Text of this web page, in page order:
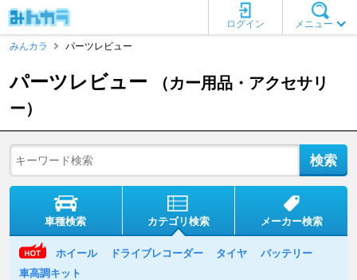
メニュー
ログイン
みんカラ
パーツレビュー
パーツレビュー
（カー用品・アクセサリ
ー）
車種検索 カテゴリ検索 メーカー検索
ホイール ドライブレコーダー タイヤ
バッテリー
車高調キット